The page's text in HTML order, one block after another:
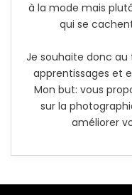
à la mode mais
qui se
Je souhaite donc
apprentissages et
Mon but: vous
sur la
améliorer